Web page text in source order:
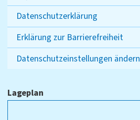
Datenschutzerklärung
Erklärung zur Barrierefreiheit
Datenschutzeinstellungen ändern
Lageplan